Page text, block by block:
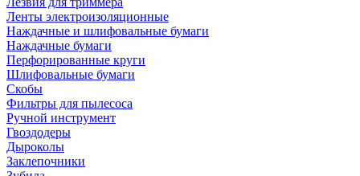
Ленты электроизоляционные
Наждачные и шлифовальные бумаги
Наждачные бумаги
Перфорированные круги
Шлифовальные бумаги
Скобы
Фильтры для пылесоса
Ручной инструмент
Гвоздодеры
Дыроколы
Заклепочники